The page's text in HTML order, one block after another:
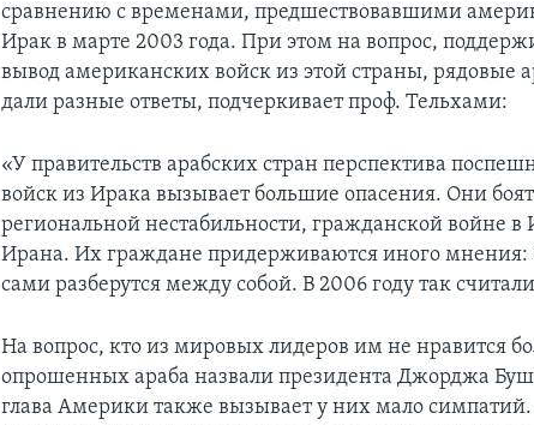
сравнению с временами, предшествовавшими
Ирак в марте 2003 года. При этом на вопрос,
вывод американских войск из этой страны, рядовые
дали разные ответы, подчеркивает проф. Тельхами:
«У правительств арабских стран перспектива
войск из Ирака вызывает большие опасения. Они
региональной нестабильности, гражданской войне
Ирана. Их граждане придерживаются иного мнения:
сами разберутся между собой. В 2006 году так
На вопрос, кто из мировых лидеров им не нравится
опрошенных араба назвали президента Джорджа
глава Америки также вызывает у них мало